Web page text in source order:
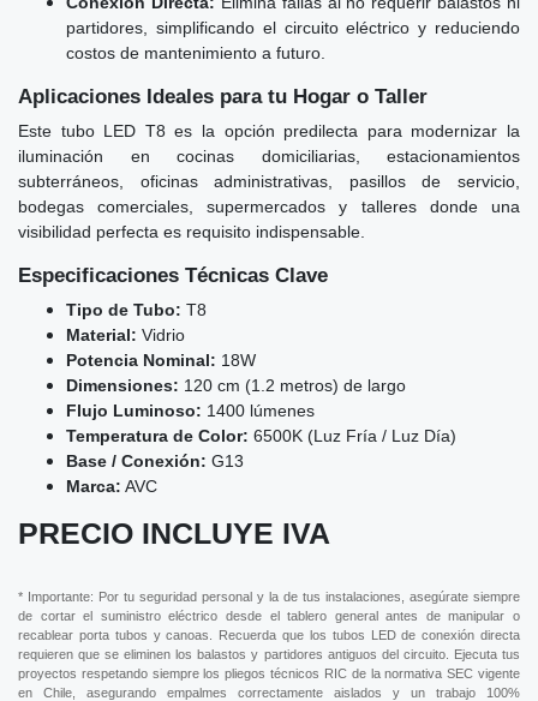
partidores, simplificando el circuito eléctrico y reduciendo
costos de mantenimiento a futuro.
Aplicaciones Ideales para tu Hogar o Taller
Este tubo LED T8 es la opción predilecta para modernizar la
iluminación en cocinas domiciliarias, estacionamientos
subterráneos, oficinas administrativas, pasillos de servicio,
bodegas comerciales, supermercados y talleres donde una
visibilidad perfecta es requisito indispensable.
Especificaciones Técnicas Clave
Tipo de Tubo: T8
Material: Vidrio
Potencia Nominal: 18W
Dimensiones: 120 cm (1.2 metros) de largo
Flujo Luminoso: 1400 lúmenes
Temperatura de Color: 6500K (Luz Fría / Luz Día)
Base / Conexión: G13
Marca: AVC
PRECIO INCLUYE IVA
* Importante: Por tu seguridad personal y la de tus instalaciones, asegúrate siempre
de cortar el suministro eléctrico desde el tablero general antes de manipular o
recablear porta tubos y canoas. Recuerda que los tubos LED de conexión directa
requieren que se eliminen los balastos y partidores antiguos del circuito. Ejecuta tus
proyectos respetando siempre los pliegos técnicos RIC de la normativa SEC vigente
en Chile, asegurando empalmes correctamente aislados y un trabajo 100%